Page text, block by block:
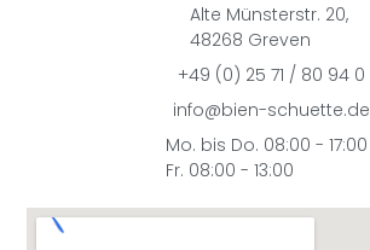
Alte Münsterstr. 20,
48268 Greven
+49 (0) 25 71 / 80 94 0
info@bien-schuette.de
Mo. bis Do. 08:00 - 17:00
Fr. 08:00 - 13:00